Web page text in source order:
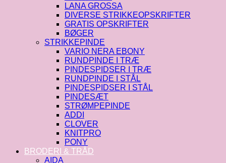
LANA GROSSA
DIVERSE STRIKKEOPSKRIFTER
GRATIS OPSKRIFTER
BØGER
STRIKKEPINDE
VARIO NERA EBONY
RUNDPINDE I TRÆ
PINDESPIDSER I TRÆ
RUNDPINDE I STÅL
PINDESPIDSER I STÅL
PINDESÆT
STRØMPEPINDE
ADDI
CLOVER
KNITPRO
PONY
BRODERI & TRÅD
AIDA